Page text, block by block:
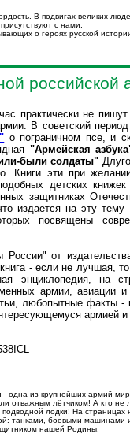
В подвигах великих
с нами.
о героях русской
российской
практически не
В советский
о пограничном псе, и
"Армейская
были солдаты"
Книги эти при
детских
защитниках
издается на эту
посвящены
от
- если не лучшая,
энциклопедия, на
армии, авиации
любопытные факты -
армией и
одна из крупнейших армий
отважным лётчиком! А кто
лодки! На
танками, боевыми машинами
нашей Родины.